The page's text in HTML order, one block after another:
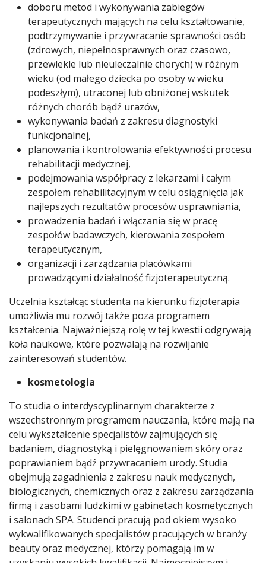
doboru metod i wykonywania zabiegów
terapeutycznych mających na celu kształtowanie,
podtrzymywanie i przywracanie sprawności osób
(zdrowych, niepełnosprawnych oraz czasowo,
przewlekle lub nieuleczalnie chorych) w różnym
wieku (od małego dziecka po osoby w wieku
podeszłym), utraconej lub obniżonej wskutek
różnych chorób bądź urazów,
wykonywania badań z zakresu diagnostyki
funkcjonalnej,
planowania i kontrolowania efektywności procesu
rehabilitacji medycznej,
podejmowania współpracy z lekarzami i całym
zespołem rehabilitacyjnym w celu osiągnięcia jak
najlepszych rezultatów procesów usprawniania,
prowadzenia badań i włączania się w pracę
zespołów badawczych, kierowania zespołem
terapeutycznym,
organizacji i zarządzania placówkami
prowadzącymi działalność fizjoterapeutyczną.
Uczelnia kształcąc studenta na kierunku fizjoterapia
umożliwia mu rozwój także poza programem
kształcenia. Najważniejszą rolę w tej kwestii odgrywają
koła naukowe, które pozwalają na rozwijanie
zainteresowań studentów.
kosmetologia
To studia o interdyscyplinarnym charakterze z
wszechstronnym programem nauczania, które mają na
celu wykształcenie specjalistów zajmujących się
badaniem, diagnostyką i pielęgnowaniem skóry oraz
poprawianiem bądź przywracaniem urody. Studia
obejmują zagadnienia z zakresu nauk medycznych,
biologicznych, chemicznych oraz z zakresu zarządzania
firmą i zasobami ludzkimi w gabinetach kosmetycznych
i salonach SPA. Studenci pracują pod okiem wysoko
wykwalifikowanych specjalistów pracujących w branży
beauty oraz medycznej, którzy pomagają im w